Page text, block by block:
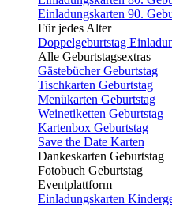
Einladungskarten 90.
Für jedes Alter
Doppelgeburtstag
Alle Geburtstagsextras
Gästebücher Geburtstag
Tischkarten Geburtstag
Menükarten Geburtstag
Weinetiketten Geburtstag
Kartenbox Geburtstag
Save the Date Karten
Dankeskarten Geburtstag
Fotobuch Geburtstag
Eventplattform
Einladungskarten